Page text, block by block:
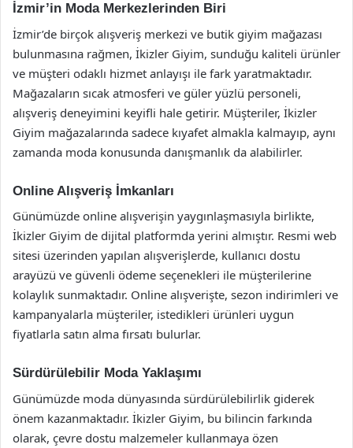
İzmir’in Moda Merkezlerinden Biri
İzmir’de birçok alışveriş merkezi ve butik giyim mağazası
bulunmasına rağmen, İkizler Giyim, sunduğu kaliteli ürünler
ve müşteri odaklı hizmet anlayışı ile fark yaratmaktadır.
Mağazaların sıcak atmosferi ve güler yüzlü personeli,
alışveriş deneyimini keyifli hale getirir. Müşteriler, İkizler
Giyim mağazalarında sadece kıyafet almakla kalmayıp, aynı
zamanda moda konusunda danışmanlık da alabilirler.
Online Alışveriş İmkanları
Günümüzde online alışverişin yaygınlaşmasıyla birlikte,
İkizler Giyim de dijital platformda yerini almıştır. Resmi web
sitesi üzerinden yapılan alışverişlerde, kullanıcı dostu
arayüzü ve güvenli ödeme seçenekleri ile müşterilerine
kolaylık sunmaktadır. Online alışverişte, sezon indirimleri ve
kampanyalarla müşteriler, istedikleri ürünleri uygun
fiyatlarla satın alma fırsatı bulurlar.
Sürdürülebilir Moda Yaklaşımı
Günümüzde moda dünyasında sürdürülebilirlik giderek
önem kazanmaktadır. İkizler Giyim, bu bilincin farkında
olarak, çevre dostu malzemeler kullanmaya özen